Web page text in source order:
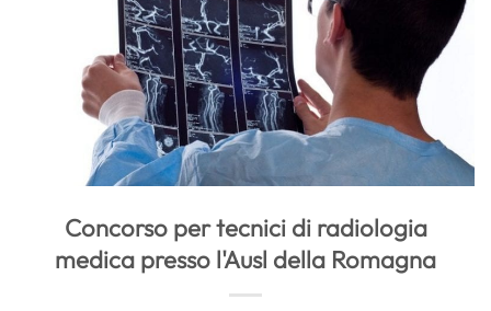
Concorso per tecnici di radiologia
medica presso l'Ausl della Romagna